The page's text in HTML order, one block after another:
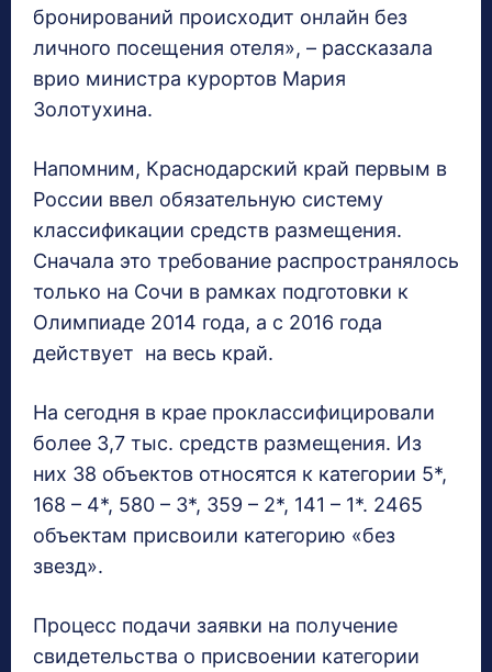
бронирований происходит онлайн без
личного посещения отеля», – рассказала
врио министра курортов Мария
Золотухина.
Напомним, Краснодарский край первым в
России ввел обязательную систему
классификации средств размещения.
Сначала это требование распространялось
только на Сочи в рамках подготовки к
Олимпиаде 2014 года, а с 2016 года
действует на весь край.
На сегодня в крае проклассифицировали
более 3,7 тыс. средств размещения. Из
них 38 объектов относятся к категории 5*,
168 – 4*, 580 – 3*, 359 – 2*, 141 – 1*. 2465
объектам присвоили категорию «без
звезд».
Процесс подачи заявки на получение
свидетельства о присвоении категории